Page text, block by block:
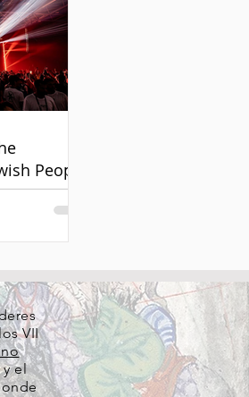
People
VII
y el